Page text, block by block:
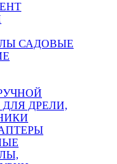
САДОВЫЕ
ДРЕЛИ,